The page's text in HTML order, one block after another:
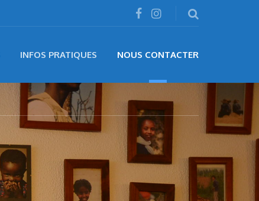
INFOS PRATIQUES NOUS CONTACTER